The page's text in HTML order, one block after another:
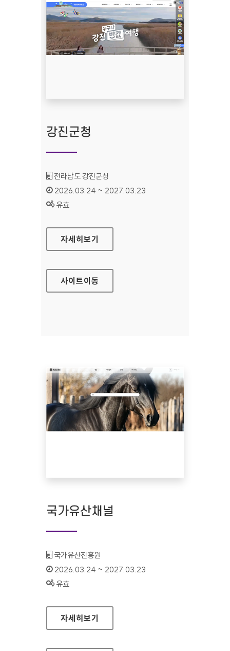
강진군청
기관명 :
전라남도 강진군청
인증기간 :
2026.03.24 ~ 2027.03.23
상태 :
유효
강진군청
자세히보기
사이트이동
국가유산채널
기관명 :
국가유산진흥원
인증기간 :
2026.03.24 ~ 2027.03.23
상태 :
유효
국가유산채널
자세히보기